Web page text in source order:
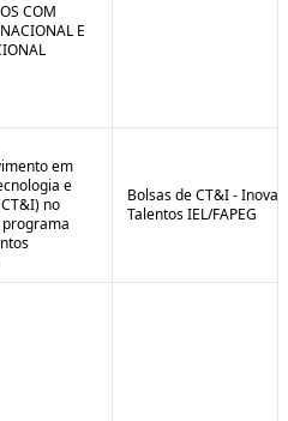
COM
E
em
e
no
Bolsas de CT&I - Inova
Talentos IEL/FAPEG